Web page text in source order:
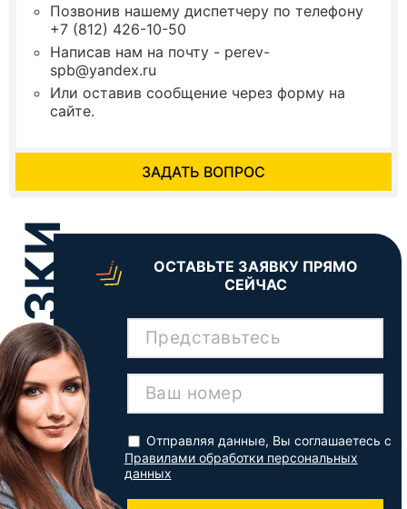
Позвонив нашему диспетчеру по телефону
+7 (812) 426-10-50
Написав нам на почту - perev-
spb@yandex.ru
Или оставив сообщение через форму на
сайте.
ЗАДАТЬ ВОПРОС
ОСТАВЬТЕ ЗАЯВКУ ПРЯМО
СЕЙЧАС
Представьтесь
Ваш номер
Отправляя данные, Вы соглашаетесь с
Правилами обработки персональных
данных